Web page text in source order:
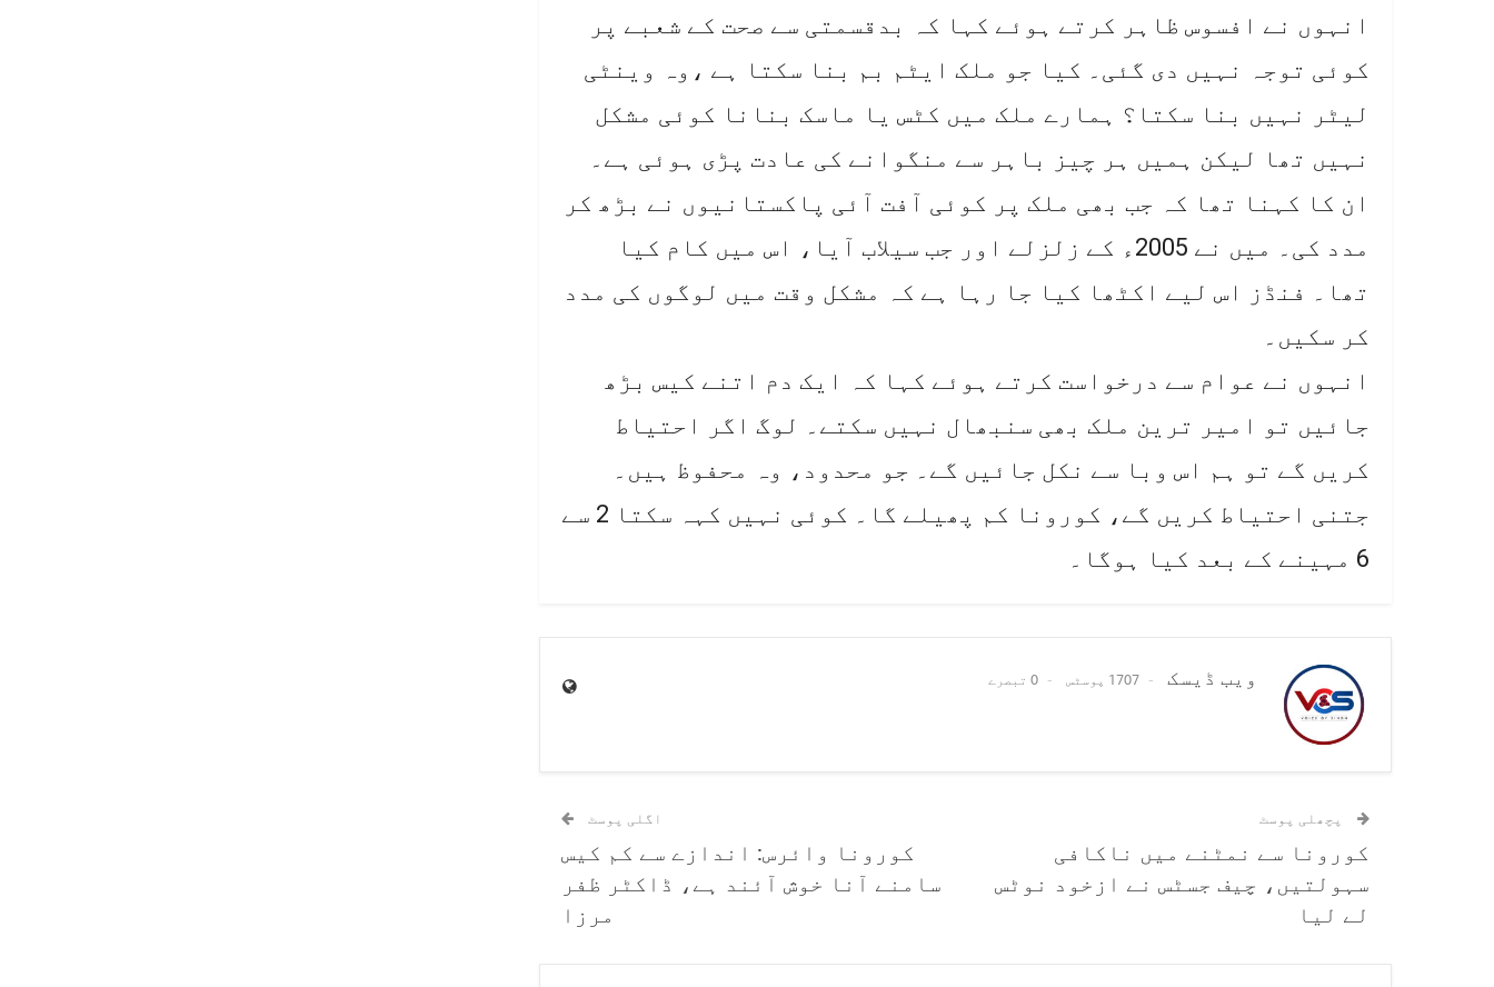
انہوں نے افسوس ظاہر کرتے ہوئے کہا کہ بدقسمتی سے صحت کے شعبے پر
کوئی توجہ نہیں دی گئی۔ کیا جو ملک ایٹم بم بنا سکتا ہے ،وہ وینٹی
لیٹر نہیں بنا سکتا؟ ہمارے ملک میں کٹس یا ماسک بنانا کوئی مشکل
نہیں تھا لیکن ہمیں ہر چیز باہر سے منگوانے کی عادت پڑی ہوئی ہے۔
ان کا کہنا تھا کہ جب بھی ملک پر کوئی آفت آئی پاکستانیوں نے بڑھ کر
مدد کی۔ میں نے 2005ء کے زلزلے اور جب سیلاب آیا، اس میں کام کیا
تھا۔ فنڈز اس لیے اکٹھا کیا جا رہا ہے کہ مشکل وقت میں لوگوں کی مدد
کر سکیں۔
انہوں نے عوام سے درخواست کرتے ہوئے کہا کہ ایک دم اتنے کیس بڑھ
جائیں تو امیر ترین ملک بھی سنبھال نہیں سکتے۔ لوگ اگر احتیاط
کریں گے تو ہم اس وبا سے نکل جائیں گے۔ جو محدود، وہ محفوظ ہیں۔
جتنی احتیاط کریں گے، کورونا کم پھیلے گا۔ کوئی نہیں کہہ سکتا 2 سے
6 مہینے کے بعد کیا ہوگا۔
ویب ڈیسک 1707 پوسٹس 0 تبصرے
پچھلی پوسٹ
کورونا سے نمٹنے میں ناکافی
سہولتیں، چیف جسٹس نے ازخود نوٹس
لے لیا
اگلی پوسٹ
کورونا وائرس: اندازے سے کم کیس
سامنے آنا خوش آئند ہے، ڈاکٹر ظفر
مرزا